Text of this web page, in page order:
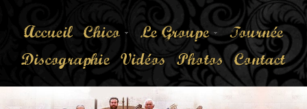
Accueil Chico Le Groupe
Tournée
Discographie Vidéos Photos Contact